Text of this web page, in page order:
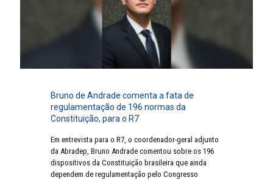
Bruno de Andrade comenta a fata de
regulamentação de 196 normas da
Constituição, para o R7
Em entrevista para o R7, o coordenador-geral adjunto
da Abradep, Bruno Andrade comentou sobre os 196
dispositivos da Constituição brasileira que ainda
dependem de regulamentação pelo Congresso